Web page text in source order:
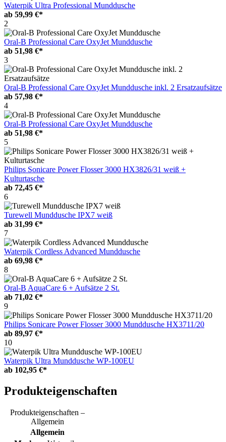
Waterpik Ultra Professional Munddusche
ab 59,99 €*
2
Oral-B Professional Care OxyJet Munddusche
ab 51,98 €*
3
Oral-B Professional Care OxyJet Munddusche inkl. 2 Ersatzaufsätze
ab 57,98 €*
4
Oral-B Professional Care OxyJet Munddusche
ab 51,98 €*
5
Philips Sonicare Power Flosser 3000 HX3826/31 weiß +
Kulturtasche
ab 72,45 €*
6
Turewell Munddusche IPX7 weiß
ab 31,99 €*
7
Waterpik Cordless Advanced Munddusche
ab 69,98 €*
8
Oral-B AquaCare 6 + Aufsätze 2 St.
ab 71,02 €*
9
Philips Sonicare Power Flosser 3000 Munddusche HX3711/20
ab 89,97 €*
10
Waterpik Ultra Munddusche WP-100EU
ab 102,95 €*
Produkteigenschaften
Produkteigenschaften –
Allgemein
Allgemein